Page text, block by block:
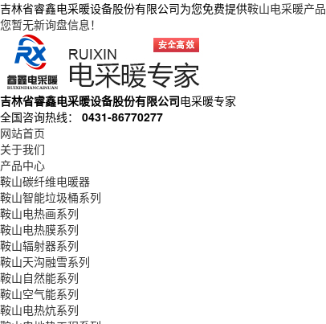
吉林省睿鑫电采暖设备股份有限公司为您免费提供鞍山电采暖产品
您暂无新询盘信息！
吉林省睿鑫电采暖设备股份有限公司电采暖专家
全国咨询热线：
0431-86770277
网站首页
关于我们
产品中心
鞍山碳纤维电暖器
鞍山智能垃圾桶系列
鞍山电热画系列
鞍山电热膜系列
鞍山辐射器系列
鞍山天沟融雪系列
鞍山自然能系列
鞍山空气能系列
鞍山电热炕系列